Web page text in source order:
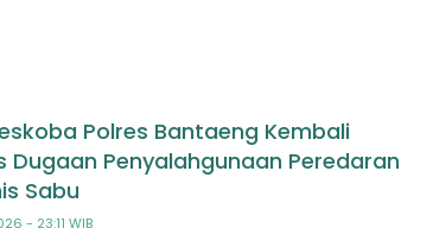
Polres Bantaeng Kembali
Dugaan Penyalahgunaan Peredaran
Sabu
- 23:11 WIB